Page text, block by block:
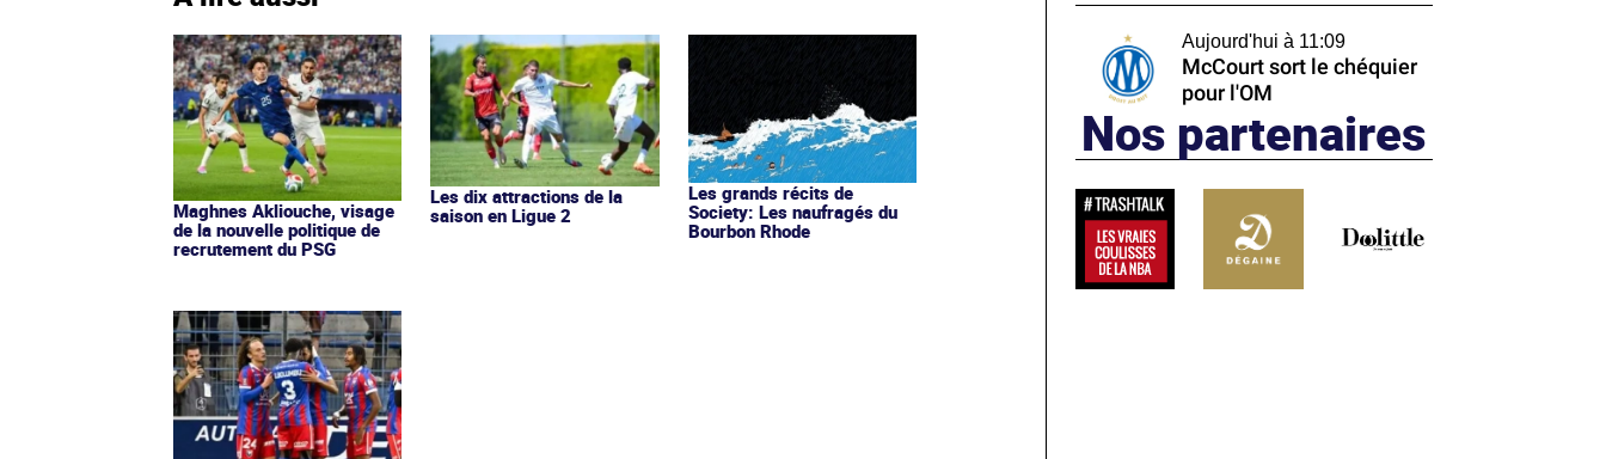
Maghnes Akliouche, visage
de la nouvelle politique de
recrutement du PSG
Les dix attractions de la
saison en Ligue 2
Les grands récits de
Society: Les naufragés du
Bourbon Rhode
Aujourd'hui à 11:09
McCourt sort le chéquier
pour l'OM
Nos partenaires